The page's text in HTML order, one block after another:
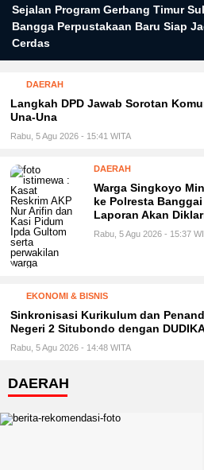
Sejalan Program Gerbang Timur
Bangga Perpustakaan Baru Siap
Cerdas
DAERAH
Langkah DPD Jawab Sorotan
Una-Una
Rabu, 5 Agu 2026 - 15:41 WITA
DAERAH
Warga Singkoyo
ke Polresta
Laporan Akan
Rabu, 5 Agu 2026 - 15:37
EKONOMI & BISNIS
Sinkronisasi Kurikulum dan
Negeri 2 Situbondo dengan
Rabu, 5 Agu 2026 - 14:48 WITA
DAERAH